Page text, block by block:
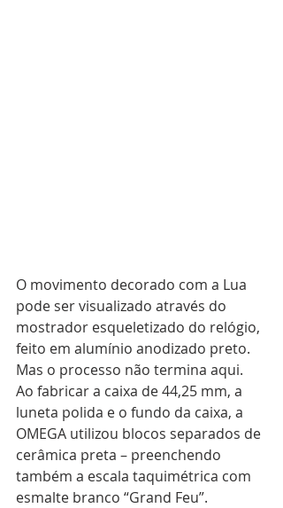
O movimento decorado com a Lua
pode ser visualizado através do
mostrador esqueletizado do relógio,
feito em alumínio anodizado preto.
Mas o processo não termina aqui.
Ao fabricar a caixa de 44,25 mm, a
luneta polida e o fundo da caixa, a
OMEGA utilizou blocos separados de
cerâmica preta – preenchendo
também a escala taquimétrica com
esmalte branco “Grand Feu”.